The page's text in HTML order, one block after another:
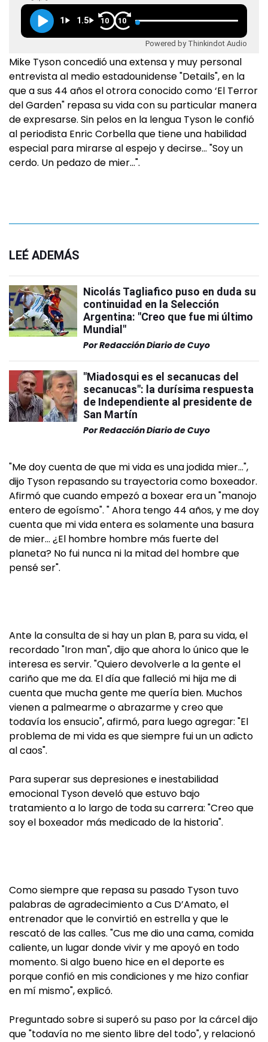
1 1.5 10 10
Powered by Thinkindot Audio
Mike Tyson concedió una extensa y muy personal
entrevista al medio estadounidense "Details", en la
que a sus 44 años el otrora conocido como ‘El Terror
del Garden" repasa su vida con su particular manera
de expresarse. Sin pelos en la lengua Tyson le confió
al periodista Enric Corbella que tiene una habilidad
especial para mirarse al espejo y decirse… "Soy un
cerdo. Un pedazo de mier…".
LEÉ ADEMÁS
Nicolás Tagliafico puso en duda su
continuidad en la Selección
Argentina: "Creo que fue mi último
Mundial"
PorRedacción Diario de Cuyo
"Miadosqui es el secanucas del
secanucas": la durísima respuesta
de Independiente al presidente de
San Martín
PorRedacción Diario de Cuyo
"Me doy cuenta de que mi vida es una jodida mier…",
dijo Tyson repasando su trayectoria como boxeador.
Afirmó que cuando empezó a boxear era un "manojo
entero de egoísmo". " Ahora tengo 44 años, y me doy
cuenta que mi vida entera es solamente una basura
de mier… ¿El hombre hombre más fuerte del
planeta? No fui nunca ni la mitad del hombre que
pensé ser".
Ante la consulta de si hay un plan B, para su vida, el
recordado "Iron man", dijo que ahora lo único que le
interesa es servir. "Quiero devolverle a la gente el
cariño que me da. El día que falleció mi hija me di
cuenta que mucha gente me quería bien. Muchos
vienen a palmearme o abrazarme y creo que
todavía los ensucio", afirmó, para luego agregar: "El
problema de mi vida es que siempre fui un un adicto
al caos".
Para superar sus depresiones e inestabilidad
emocional Tyson develó que estuvo bajo
tratamiento a lo largo de toda su carrera: "Creo que
soy el boxeador más medicado de la historia".
Como siempre que repasa su pasado Tyson tuvo
palabras de agradecimiento a Cus D’Amato, el
entrenador que le convirtió en estrella y que le
rescató de las calles. "Cus me dio una cama, comida
caliente, un lugar donde vivir y me apoyó en todo
momento. Si algo bueno hice en el deporte es
porque confió en mis condiciones y me hizo confiar
en mí mismo", explicó.
Preguntado sobre si superó su paso por la cárcel dijo
que "todavía no me siento libre del todo", y relacionó